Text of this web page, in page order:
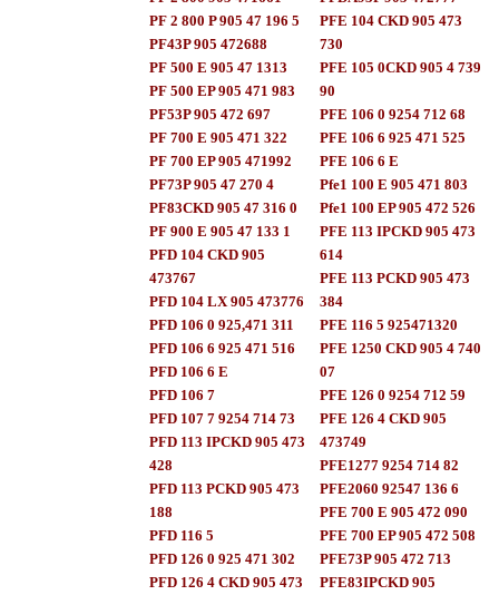
PF 2 800 P 905 47 196 5
PF43P 905 472688
PF 500 E 905 47 1313
PF 500 EP 905 471 983
PF53P 905 472 697
PF 700 E 905 471 322
PF 700 EP 905 471992
PF73P 905 47 270 4
PF83CKD 905 47 316 0
PF 900 E 905 47 133 1
PFD 104 CKD 905
473767
PFD 104 LX 905 473776
PFD 106 0 925,471 311
PFD 106 6 925 471 516
PFD 106 6 E
PFD 106 7
PFD 107 7 9254 714 73
PFD 113 IPCKD 905 473
428
PFD 113 PCKD 905 473
188
PFD 116 5
PFD 126 0 925 471 302
PFD 126 4 CKD 905 473
PFE 104 CKD 905 473
730
PFE 105 0CKD 905 4 739
90
PFE 106 0 9254 712 68
PFE 106 6 925 471 525
PFE 106 6 E
Pfe1 100 E 905 471 803
Pfe1 100 EP 905 472 526
PFE 113 IPCKD 905 473
614
PFE 113 PCKD 905 473
384
PFE 116 5 925471320
PFE 1250 CKD 905 4 740
07
PFE 126 0 9254 712 59
PFE 126 4 CKD 905
473749
PFE1277 9254 714 82
PFE2060 92547 136 6
PFE 700 E 905 472 090
PFE 700 EP 905 472 508
PFE73P 905 472 713
PFE83IPCKD 905